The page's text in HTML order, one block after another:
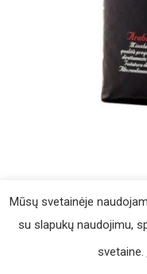
UAB „Iki
Mūsų svetainėje
su slapukų naudojimu,
svetaine.